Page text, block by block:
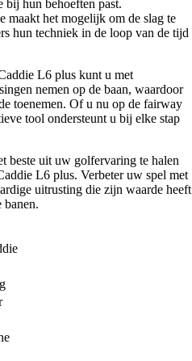
bij hun behoeften past.
maakt het mogelijk om de slag te
hun techniek in de loop van de tijd
L6 plus kunt u met
nemen op de baan, waardoor
toenemen. Of u nu op de fairway
tool ondersteunt u bij elke stap
beste uit uw golfervaring te halen
L6 plus. Verbeter uw spel met
uitrusting die zijn waarde heeft
banen.